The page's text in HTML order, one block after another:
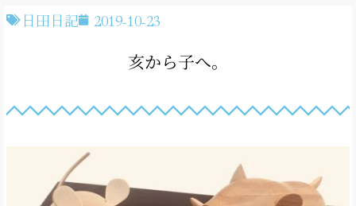
日田日記 2019-10-23
亥から子へ。